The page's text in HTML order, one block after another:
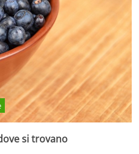
si trovano